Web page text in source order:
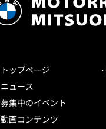
トップページ
ニュース
募集中のイベント
動画コンテンツ